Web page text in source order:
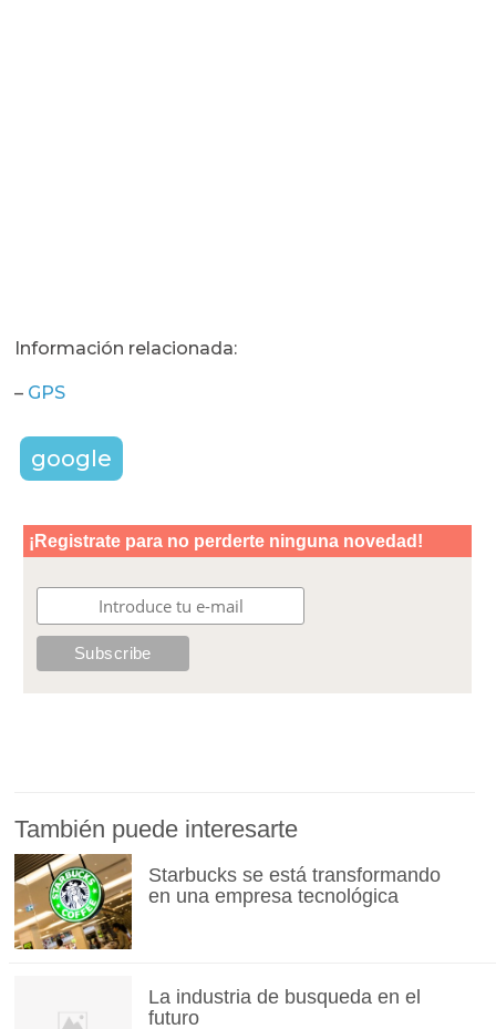
Información relacionada:
– GPS
google
También puede interesarte
Starbucks se está transformando
en una empresa tecnológica
La industria de busqueda en el
futuro